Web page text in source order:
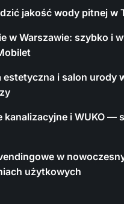
jakość wody pitnej w
w Warszawie: szybko i
estetyczna i salon urody
kanalizacyjne i WUKO —
w
użytkowych